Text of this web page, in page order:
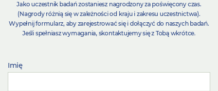
Jako uczestnik badań zostaniesz nagrodzony za poświęcony czas.
(Nagrody różnią się w zależności od kraju i zakresu uczestnictwa).
Wypełnij formularz, aby zarejestrować się i dołączyć do naszych badań.
Jeśli spełniasz wymagania, skontaktujemy się z Tobą wkrótce­­­.
Imię